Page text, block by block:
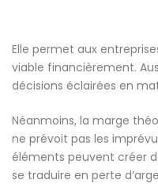
Elle permet aux
viable financièrement.
décisions éclairées en
Néanmoins, la marge
ne prévoit pas les
éléments peuvent créer
se traduire en perte